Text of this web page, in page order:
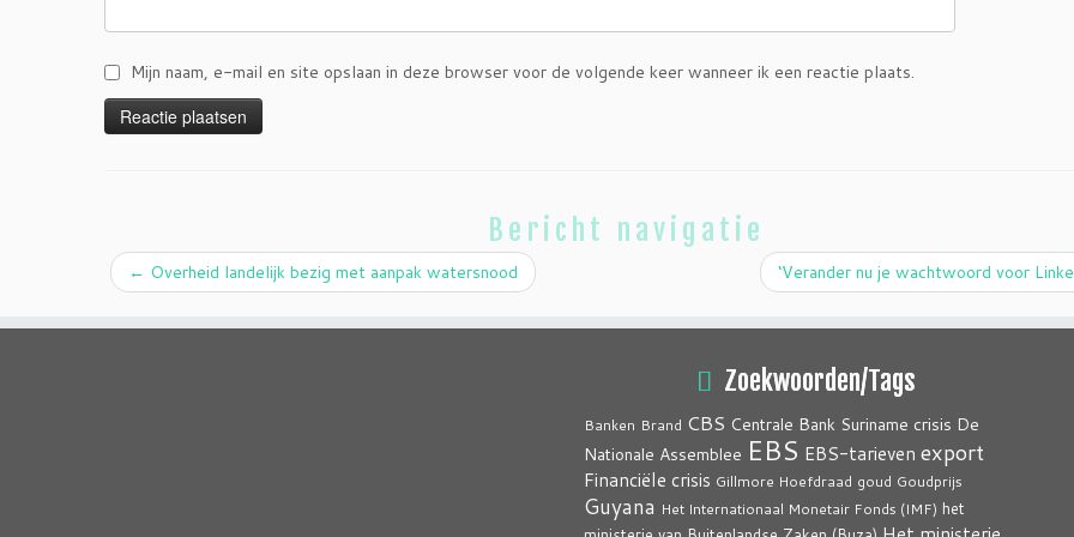
Mijn naam, e-mail en site opslaan in deze browser voor de volgende keer wanneer ik een reactie plaats.
Bericht navigatie
← Overheid landelijk bezig met aanpak watersnood ‘Verander nu je wachtwoord voor
Zoekwoorden/Tags
Banken Brand CBS Centrale Bank Suriname crisis De
Nationale Assemblee EBS EBS-tarieven export
Financiële crisis Gillmore Hoefdraad goud Goudprijs
Guyana Het Internationaal Monetair Fonds (IMF) het